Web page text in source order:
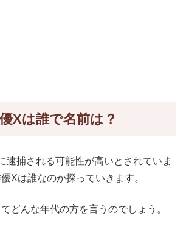
Xは誰で名前は？
逮捕される可能性が高いとされていま
Xは誰なのか探っていきます。
どんな年代の方を言うのでしょう。